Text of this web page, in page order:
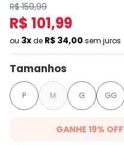
R$ 159,99
R$ 101,99
ou 3xde R$ 34,00 sem juros
Tamanhos
P M G GG
GANHE 19% OFF